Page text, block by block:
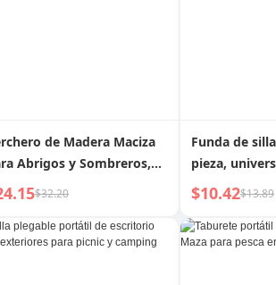
de Madera Maciza
Abrigos y Sombreros,
para Cambiar
en la Entrada del
Colgador para Pasillo
Zapatero Integrado para
$32.20
Funda de
pieza,
cuatro
funda de
funda
minimalista
$10.42$13.89